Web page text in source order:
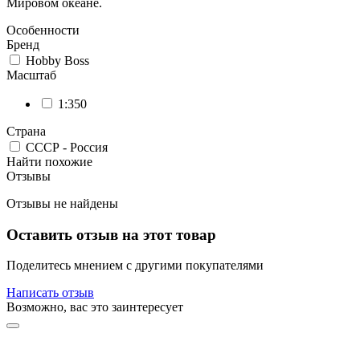
Особенности
Бренд
Hobby Boss
Масштаб
1:350
Страна
СССР - Россия
Найти похожие
Отзывы
Отзывы не найдены
Оставить отзыв на этот товар
Поделитесь мнением с другими покупателями
Написать отзыв
Возможно, вас это заинтересует